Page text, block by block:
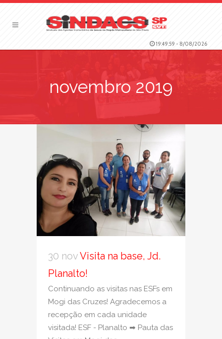
19:50:00 - 8/08/2026
novembro 2019
30 novVisita na base, Jd.
Planalto!
Continuando as visitas nas ESFs em
Mogi das Cruzes! Agradecemos a
recepção em cada unidade
visitada! ESF - Planalto ➡ Pauta das